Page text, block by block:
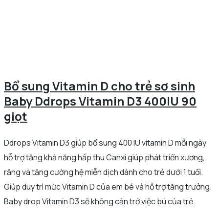
Bổ sung Vitamin D cho trẻ sơ sinh
Baby Ddrops Vitamin D3 400IU 90
giọt
Ddrops Vitamin D3 giúp bổ sung 400 IU vitamin D mỗi ngày
hỗ trợ tăng khả năng hấp thu Canxi giúp phát triển xương,
răng và tăng cường hệ miễn dịch dành cho trẻ dưới 1 tuổi.
Giúp duy trì mức Vitamin D của em bé và hỗ trợ tăng trưởng.
Baby drop Vitamin D3 sẽ không cản trở việc bú của trẻ.